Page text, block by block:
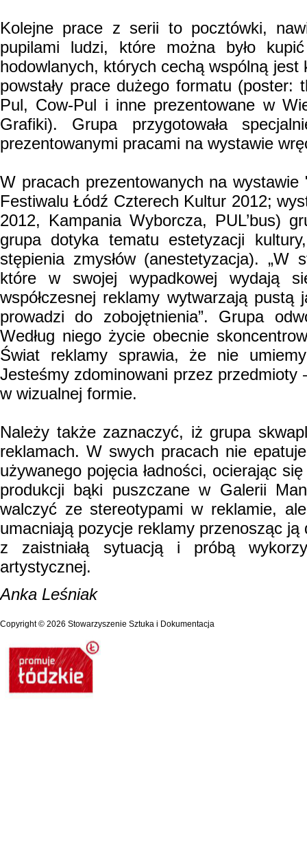
Kolejne prace z serii to pocztówki,
pupilami ludzi, które można było
hodowlanych, których cechą wspólną
powstały prace dużego formatu
Pul, Cow-Pul i inne prezentowane w
Grafiki). Grupa przygotowała
prezentowanymi pracami na wystawie
W pracach prezentowanych na
Festiwalu Łódź Czterech Kultur 2012;
2012, Kampania Wyborcza, PUL’bus)
grupa dotyka tematu estetyzacji
stępienia zmysłów (anestetyzacja). „W
które w swojej wypadkowej wydają
współczesnej reklamy wytwarzają
prowadzi do zobojętnienia”. Grupa
Według niego życie obecnie
Świat reklamy sprawia, że nie
Jesteśmy zdominowani przez przedmioty
w wizualnej formie.
Należy także zaznaczyć, iż grupa
reklamach. W swych pracach nie
używanego pojęcia ładności, ocierając
produkcji bąki puszczane w Galerii
walczyć ze stereotypami w reklamie,
umacniają pozycje reklamy przenosząc
z zaistniałą sytuacją i próbą
artystycznej.
Anka Leśniak
Copyright © 2026 Stowarzyszenie Sztuka i Dokumentacja